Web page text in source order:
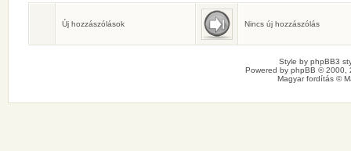
Születésnaposok
Ma senkinek sincs születésnapja.
Új hozzászólások Nincs új hozzászólás
Style by phpBB3
Powered by phpBB © 2000,
Magyar fordítás ©